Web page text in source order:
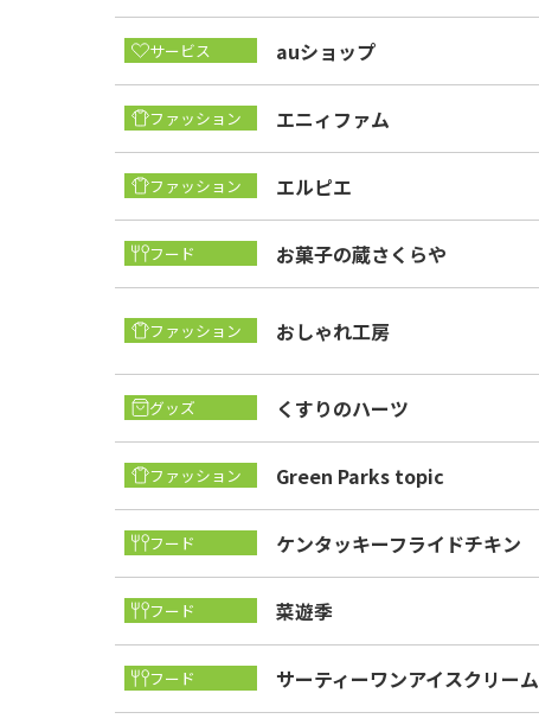
サービス auショップ
ファッション エニィファム
ファッション エルピエ
フード お菓子の蔵さくらや
ファッション おしゃれ工房
グッズ くすりのハーツ
ファッション Green Parks topic
フード ケンタッキーフライドチキン
フード 菜遊季
フード サーティーワンアイスクリーム